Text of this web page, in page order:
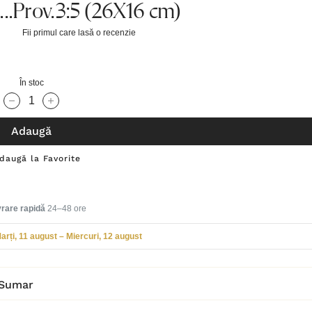
(26X16 cm)
Fii primul care lasă o recenzie
În stoc
Adaugă
la Favorite
rapidă24–48 ore
11 august – Miercuri, 12 august